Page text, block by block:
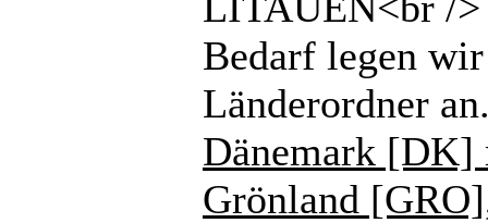
Bedarf legen wir
Länderordner
Dänemark [DK]
Grönland [GRO]